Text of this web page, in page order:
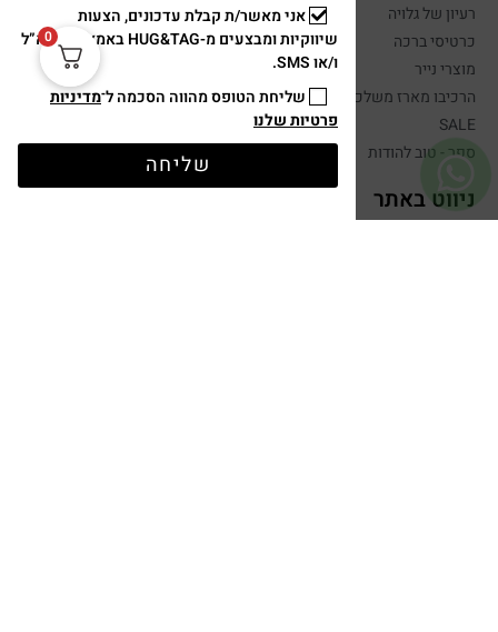
רעיון של גלויה
כרטיסי ברכה
מוצרי נייר
הרכיבו מארז משלכם
SALE
ספר - טוב להודות
ניווט באתר
אודות
0
אני מאשר/ת קבלת עדכונים, הצעות
שיווקיות ומבצעים מ-HUG&TAG באמצעות דוא”ל
ו/או SMS.
שליחת הטופס מהווה הסכמה ל־מדיניות
פרטיות שלנו
שליחה